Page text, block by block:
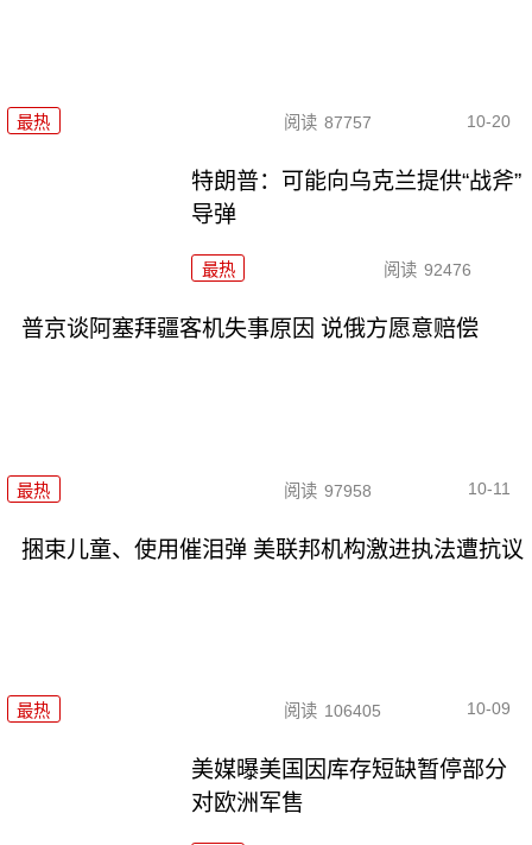
最热 阅读 87757 10-20
特朗普：可能向乌克兰提供“战斧”
导弹
最热 阅读 92476
普京谈阿塞拜疆客机失事原因 说俄方愿意赔偿
最热 阅读 97958 10-11
捆束儿童、使用催泪弹 美联邦机构激进执法遭抗议
最热 阅读 106405 10-09
美媒曝美国因库存短缺暂停部分
对欧洲军售